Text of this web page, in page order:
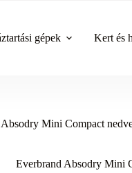
gépek Kert és
Mini Compact
Everbrand Absodry Mini